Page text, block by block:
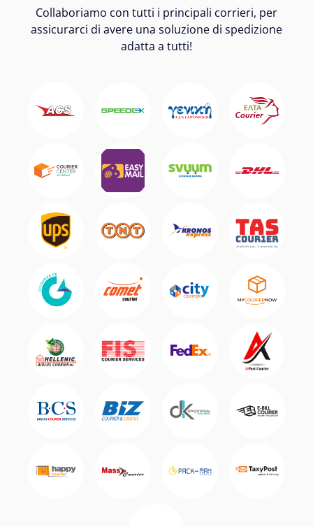
Collaboriamo con tutti i principali corrieri, per
assicurarci di avere una soluzione di spedizione
adatta a tutti!